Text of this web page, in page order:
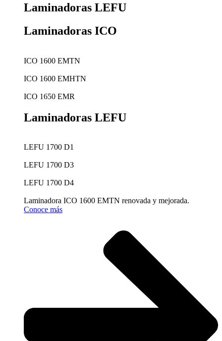
Laminadoras LEFU
Laminadoras ICO
ICO 1600 EMTN
ICO 1600 EMHTN
ICO 1650 EMR
Laminadoras LEFU
LEFU 1700 D1
LEFU 1700 D3
LEFU 1700 D4
Laminadora ICO 1600 EMTN renovada y mejorada.
Conoce más